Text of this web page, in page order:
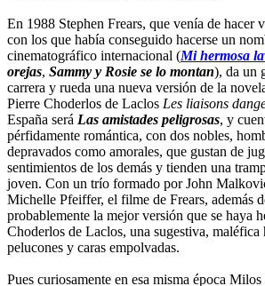
En 1988 Stephen Frears, que venía de hacer
con los que había conseguido hacerse un
cinematográfico internacional (Mi hermosa
orejas, Sammy y Rosie se lo montan), da un
carrera y rueda una nueva versión de la
Pierre Choderlos de Laclos Les liaisons
España será Las amistades peligrosas, y
pérfidamente romántica, con dos nobles,
depravados como amorales, que gustan de
sentimientos de los demás y tienden una
joven. Con un trío formado por John
Michelle Pfeiffer, el filme de Frears, además
probablemente la mejor versión que se haya
Choderlos de Laclos, una sugestiva, maléfica
pelucones y caras empolvadas.
Pues curiosamente en esa misma época